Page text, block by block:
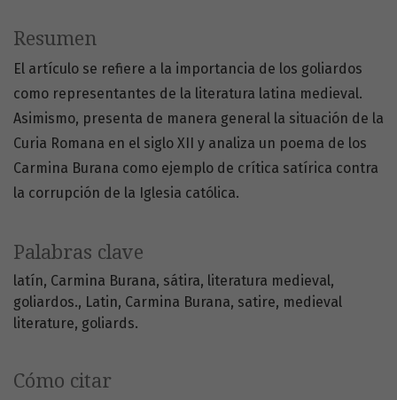
Palabras clave
latín Carmina Burana sátira literatura medieval
goliardos.
Latin Carmina Burana satire medieval
literature goliards.
Cómo citar
Resumen
El artículo se refiere a la importancia de los goliardos
como representantes de la literatura latina medieval.
Asimismo, presenta de manera general la situación de la
Curia Romana en el siglo XII y analiza un poema de los
Carmina Burana como ejemplo de crítica satírica contra
la corrupción de la Iglesia católica.